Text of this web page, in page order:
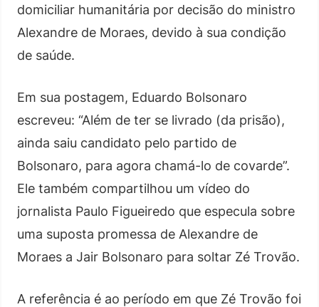
domiciliar humanitária por decisão do ministro
Alexandre de Moraes, devido à sua condição
de saúde.
Em sua postagem, Eduardo Bolsonaro
escreveu: “Além de ter se livrado (da prisão),
ainda saiu candidato pelo partido de
Bolsonaro, para agora chamá-lo de covarde”.
Ele também compartilhou um vídeo do
jornalista Paulo Figueiredo que especula sobre
uma suposta promessa de Alexandre de
Moraes a Jair Bolsonaro para soltar Zé Trovão.
A referência é ao período em que Zé Trovão foi